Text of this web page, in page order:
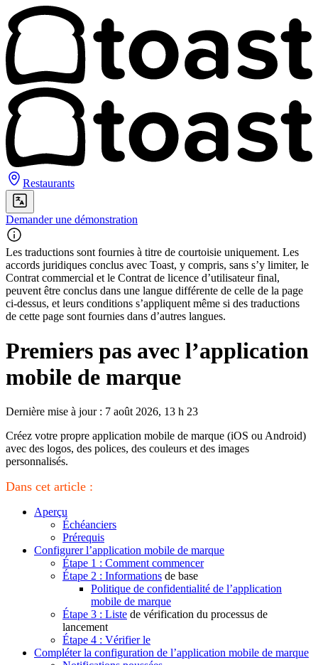
Restaurants
Demander une démonstration
Les traductions sont fournies à titre de courtoisie uniquement. Les
accords juridiques conclus avec Toast, y compris, sans s’y limiter, le
Contrat commercial et le Contrat de licence d’utilisateur final,
peuvent être conclus dans une langue différente de celle de la page
ci-dessus, et leurs conditions s’appliquent même si des traductions
de cette page sont fournies dans d’autres langues.
Premiers pas avec l’application
mobile de marque
Dernière mise à jour : 7 août 2026, 13 h 23
Créez votre propre application mobile de marque (iOS ou Android)
avec des logos, des polices, des couleurs et des images
personnalisés.
Dans cet article :
Aperçu
Échéanciers
Prérequis
Configurer l’application mobile de marque
Étape 1 : Comment commencer
Étape 2 : Informations de base
Politique de confidentialité de l’application
mobile de marque
Étape 3 : Liste de vérification du processus de
lancement
Étape 4 : Vérifier le
Compléter la configuration de l’application mobile de marque